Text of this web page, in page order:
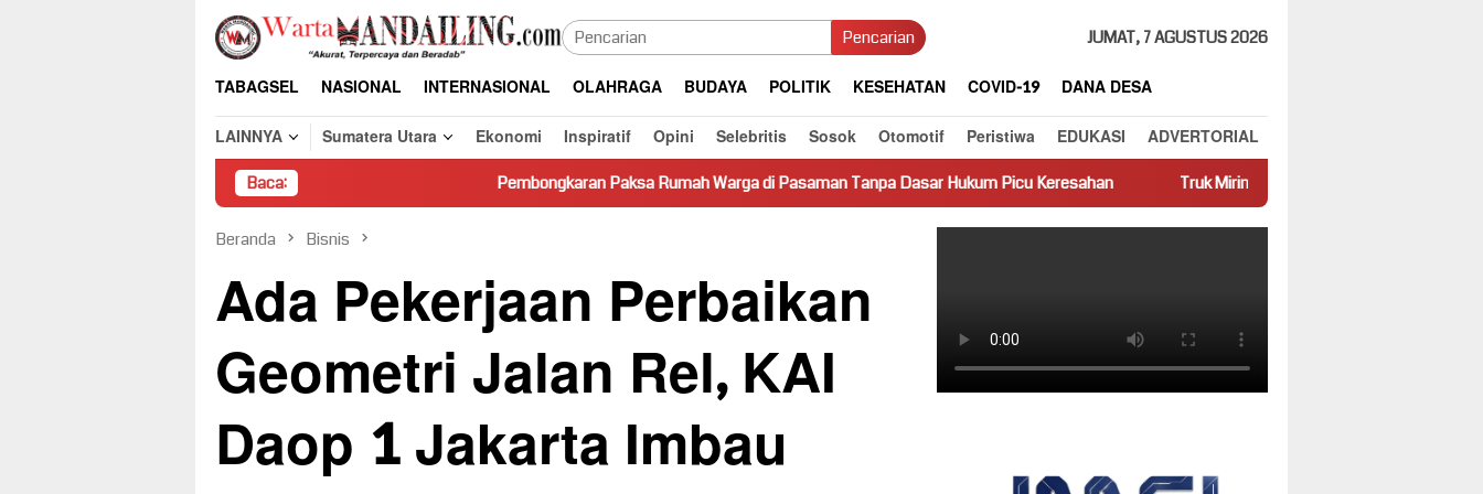
Loncat
konten
Pencarian JUMAT, 7 AGUSTUS 2026
TABAGSEL NASIONAL INTERNASIONAL OLAHRAGA BUDAYA POLITIK KESEHATAN COVID-19
DANA DESA
LAINNYA
Sumatera Utara Ekonomi Inspiratif Opini Selebritis Sosok Otomotif Peristiwa EDUKASI ADVERTORIAL
Baca: Pembongkaran Paksa Rumah Warga di Pasaman Tanpa Dasar Hukum Picu Keresahan Truk Miring Hambat Arus Lalu Lintas di Jalan Panti–Simpang
Beranda Bisnis
Ada Pekerjaan Perbaikan
Geometri Jalan Rel, KAI
Daop 1 Jakarta Imbau